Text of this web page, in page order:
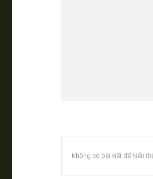
Không có bài viết để hiển thị